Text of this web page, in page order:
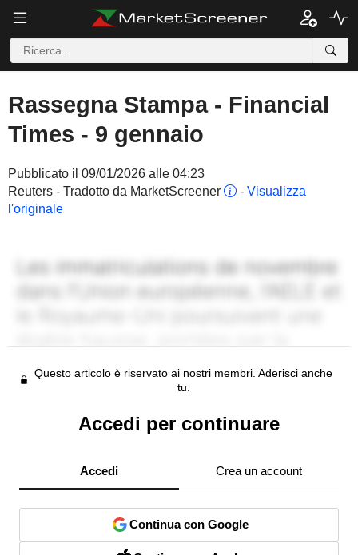
Rassegna Stampa - Financial
Times - 9 gennaio
Pubblicato il 09/01/2026 alle 04:23
Reuters - Tradotto da MarketScreener
- Visualizza
l'originale
Questo articolo è riservato ai nostri membri. Aderisci anche
tu.
Accedi per continuare
Accedi Crea un account
Continua con Google